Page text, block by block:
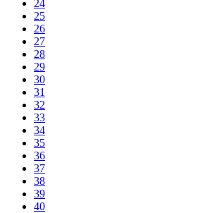
24
25
26
27
28
29
30
31
32
33
34
35
36
37
38
39
40